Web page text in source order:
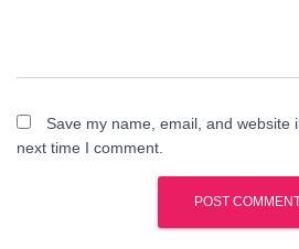
Save my name, email, and website
next time I comment.